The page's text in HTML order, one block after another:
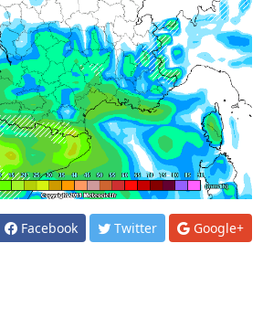
Facebook Twitter Google+